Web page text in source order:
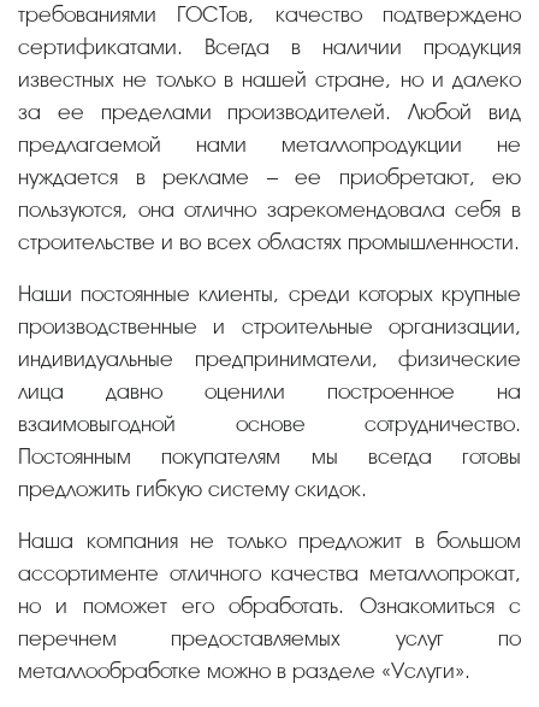
требованиями ГОСТов, качество подтверждено
сертификатами. Всегда в наличии продукция
известных не только в нашей стране, но и далеко
за ее пределами производителей. Любой вид
предлагаемой нами металлопродукции не
нуждается в рекламе – ее приобретают, ею
пользуются, она отлично зарекомендовала себя в
строительстве и во всех областях промышленности.
Наши постоянные клиенты, среди которых крупные
производственные и строительные организации,
индивидуальные предприниматели, физические
лица давно оценили построенное на
взаимовыгодной основе сотрудничество.
Постоянным покупателям мы всегда готовы
предложить гибкую систему скидок.
Наша компания не только предложит в большом
ассортименте отличного качества металлопрокат,
но и поможет его обработать. Ознакомиться с
перечнем предоставляемых услуг по
металлообработке можно в разделе «Услуги».